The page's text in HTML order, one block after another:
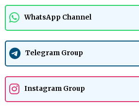
WhatsApp Channel
Telegram Group
Instagram Group